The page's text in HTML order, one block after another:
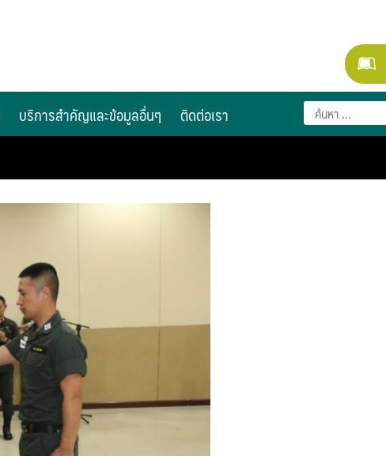
บริการสำคัญและข้อมูลอื่นๆ ติดต่อเรา